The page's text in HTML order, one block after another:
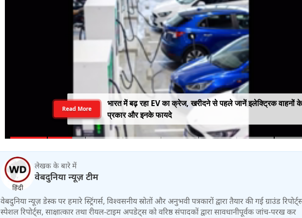
भारत में बढ़ रहा EV का क्रेज, खरीदने से पहले जानें इलेक्ट्रिक वाहनों
प्रकार और इनके फायदे
Read More
लेखक के बारे में
वेबदुनिया न्यूज़ टीम
वेबदुनिया न्यूज़ डेस्क पर हमारे स्ट्रिंगर्स, विश्वसनीय स्रोतों और अनुभवी पत्रकारों द्वारा तैयार की गई ग्राउंड
स्पेशल रिपोर्ट्स, साक्षात्कार तथा रीयल-टाइम अपडेट्स को वरिष्ठ संपादकों द्वारा सावधानीपूर्वक जांच-परख कर